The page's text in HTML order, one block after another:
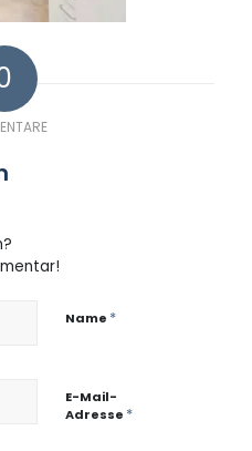
Name *
E-Mail-
Adresse *